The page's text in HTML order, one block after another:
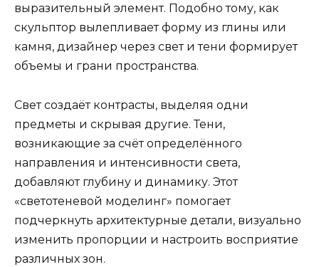
выразительный элемент. Подобно тому, как
скульптор вылепливает форму из глины или
камня, дизайнер через свет и тени формирует
объемы и грани пространства.
Свет создаёт контрасты, выделяя одни
предметы и скрывая другие. Тени,
возникающие за счёт определённого
направления и интенсивности света,
добавляют глубину и динамику. Этот
«светотеневой моделинг» помогает
подчеркнуть архитектурные детали, визуально
изменить пропорции и настроить восприятие
различных зон.